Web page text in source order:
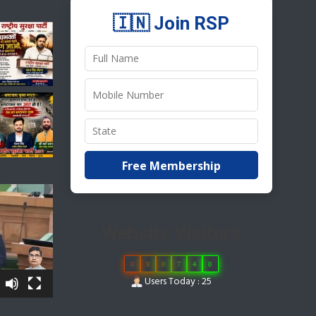
🇮🇳 Join RSP
Free Membership
0 9 0 7 4 0
Users Today : 25